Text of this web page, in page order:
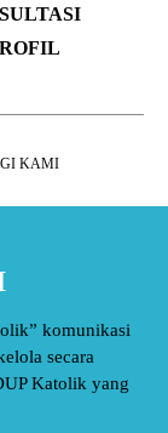
KAMI
komunikasi
secara
Katolik yang